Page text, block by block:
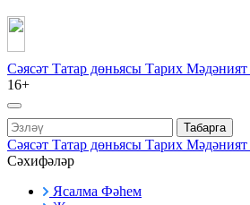
Сәясәт Татар дөньясы Тарих Мәдәният
16+
Табарга
Сәясәт Татар дөньясы Тарих Мәдәният
Сәхифәләр
Ясалма Фәһем